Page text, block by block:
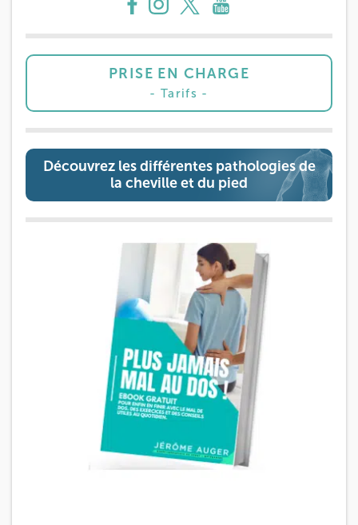
PRISE EN CHARGE
Tarifs
Découvrez les différentes pathologies de
la cheville et du pied